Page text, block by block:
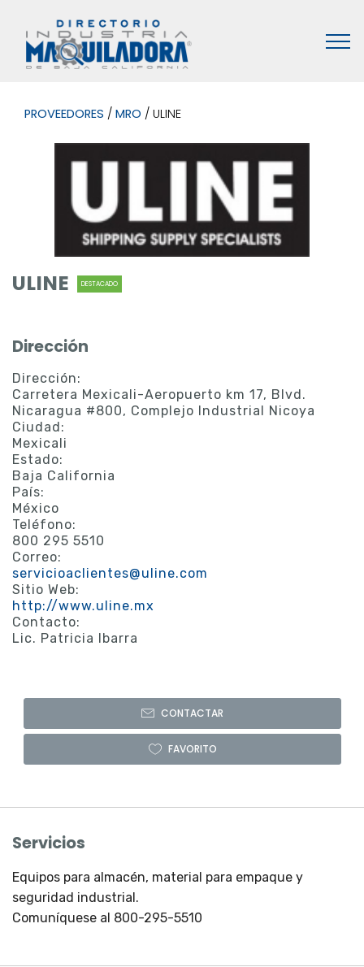
PROVEEDORES / MRO / ULINE
ULINE DESTACADO
Dirección
Dirección:
Carretera Mexicali-Aeropuerto km 17, Blvd.
Nicaragua #800, Complejo Industrial Nicoya
Ciudad:
Mexicali
Estado:
Baja California
País:
México
Teléfono:
800 295 5510
Correo:
servicioaclientes@uline.com
Sitio Web:
http://www.uline.mx
Contacto:
Lic. Patricia Ibarra
CONTACTAR
FAVORITO
Servicios
Equipos para almacén, material para empaque y
seguridad industrial.
Comuní­quese al 800-295-5510